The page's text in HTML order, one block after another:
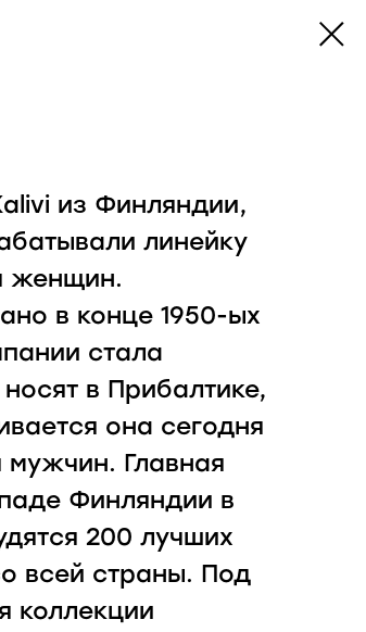
из Финляндии,
линейку
женщин.
в конце 1950-ых
стала
в Прибалтике,
она сегодня
Главная
Финляндии в
200 лучших
всей страны. Под
коллекции